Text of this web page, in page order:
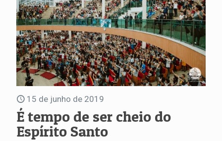
15 de junho de 2019
É tempo de ser cheio do
Espírito Santo